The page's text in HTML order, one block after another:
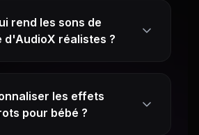
rend les sons de
d'AudioX réalistes ?
les effets
pour bébé ?